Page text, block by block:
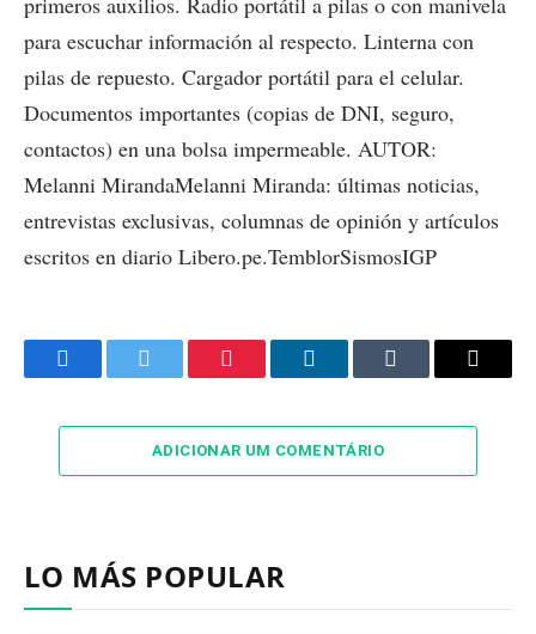
para escuchar información al respecto. Linterna con
pilas de repuesto. Cargador portátil para el celular.
Documentos importantes (copias de DNI, seguro,
contactos) en una bolsa impermeable. AUTOR:
Melanni MirandaMelanni Miranda: últimas noticias,
entrevistas exclusivas, columnas de opinión y artículos
escritos en diario Libero.pe.TemblorSismosIGP
FacebookTwitter Pinterest LinkedInTumblr Email
ADICIONAR UM COMENTÁRIO
LO MÁS POPULAR